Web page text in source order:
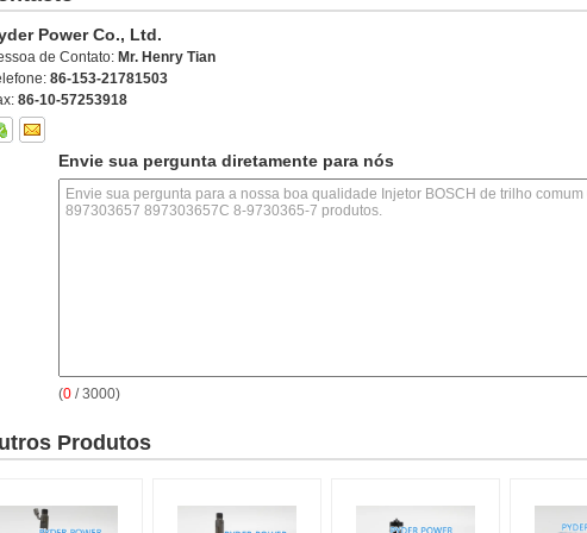
Power Co., Ltd.
de Contato: Mr. Henry Tian
86-153-21781503
86-10-57253918
Envie sua pergunta diretamente para nós
(0 / 3000)
Produtos